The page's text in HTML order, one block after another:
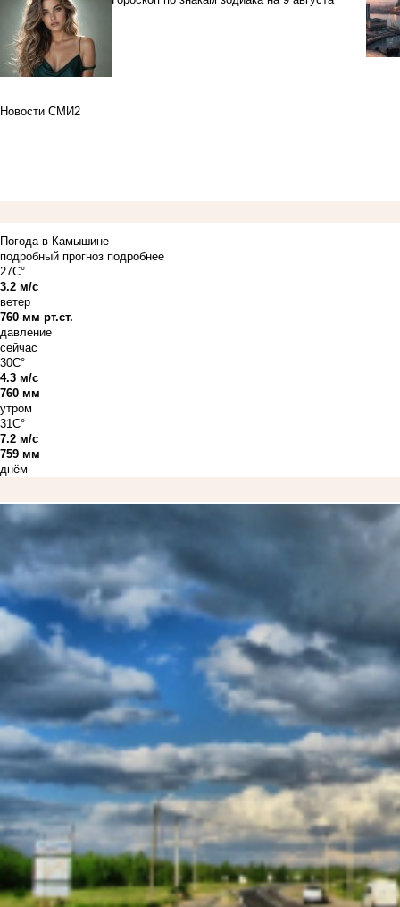
Новости СМИ2
Погода в Камышине
подробный прогноз подробнее
27C°
3.2 м/с
ветер
760 мм рт.ст.
давление
сейчас
30C°
4.3 м/с
760 мм
утром
31C°
7.2 м/с
759 мм
днём